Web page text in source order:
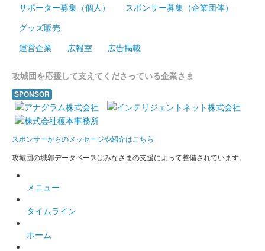
岡豊城跡 御城印
配布終了
4年3月21日（月・祝）に開催の「ニッポン城めぐり」×「リョー
マの休日キャンペーン」コラボ企画第2弾「土佐城さんぽ 御城印
ラリー」にて配布……
岡豊城 御城印 第12回長宗我部フェス版
販売終了
令和3年11月27日に開催された第12回長宗我部フェスの会場で長
宗我部元親と盛親の武将印と3枚セットで販売された。
岡豊城跡 御城印
サポーター募集（個人）
スポンサー募集（企業団体）
グッズ販売
運営企業
広報室 広告掲載
攻城団を応援して支えてくださっている企業さま
SPONSOR
スポンサーからのメッセージや紹介はこちら
攻城団の城郭データベースはみなさまの支援によって整備されています。
メニュー
タイムライン
ホーム